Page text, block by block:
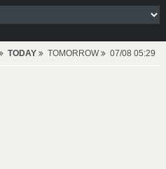
TODAY TOMORROW 07/08 05:29